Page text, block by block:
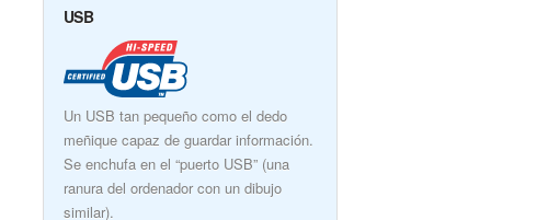
USB
Un USB tan pequeño como el dedo
meñique capaz de guardar información.
Se enchufa en el “puerto USB” (una
ranura del ordenador con un dibujo
similar).